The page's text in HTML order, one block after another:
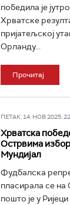
победила је
Хрватске
пријатељској
Орланду...
Прочитај
ПЕТАК, 14. НОВ 2025,
Хрватска
Острвима
Мундијал
Фудбалска
пласирала се на
пошто је у